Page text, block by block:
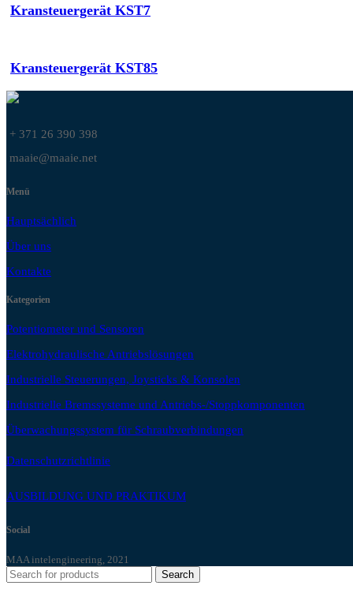
Kransteuergerät KST7
Kransteuergerät KST85
+ 371 26 390 398
maaie@maaie.net
Menü
Hauptsächlich
Über uns
Kontakte
Kategorien
Potentiometer und Sensoren
Elektrohydraulische Antriebslösungen
Industrielle Steuerungen, Joysticks & Konsolen
Industrielle Bremssysteme und Antriebs-/Stoppkomponenten
Überwachungssystem für Schraubverbindungen
Datenschutzrichtlinie
AUSBILDUNG UND PRAKTIKUM
Social
MAA intelengineering, 2021
Search